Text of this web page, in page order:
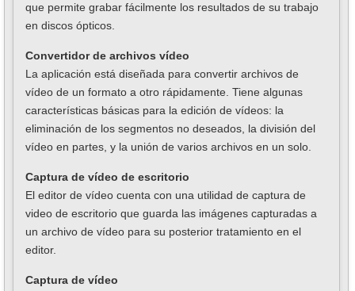
que permite grabar fácilmente los resultados de su trabajo
en discos ópticos.
Convertidor de archivos vídeo
La aplicación está diseñada para convertir archivos de
vídeo de un formato a otro rápidamente. Tiene algunas
características básicas para la edición de vídeos: la
eliminación de los segmentos no deseados, la división del
vídeo en partes, y la unión de varios archivos en un solo.
Captura de vídeo de escritorio
El editor de vídeo cuenta con una utilidad de captura de
video de escritorio que guarda las imágenes capturadas a
un archivo de vídeo para su posterior tratamiento en el
editor.
Captura de vídeo